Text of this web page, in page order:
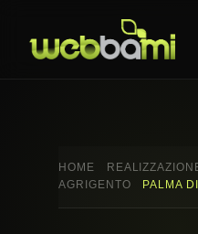
HOME
AGRIGENTO
PALMA